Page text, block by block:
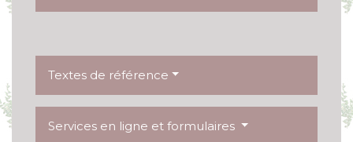
Textes de référence
Services en ligne et formulaires